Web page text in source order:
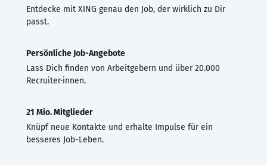
Entdecke mit XING genau den Job, der wirklich zu Dir
passt.
Persönliche Job-Angebote
Lass Dich finden von Arbeitgebern und über 20.000
Recruiter·innen.
21 Mio. Mitglieder
Knüpf neue Kontakte und erhalte Impulse für ein
besseres Job-Leben.